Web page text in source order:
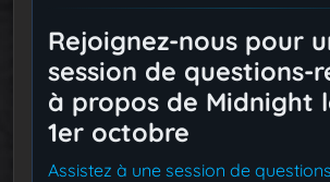
Rejoignez-nous pour
session de questions-
à propos de Midnight
1er octobre
Assistez à une session de